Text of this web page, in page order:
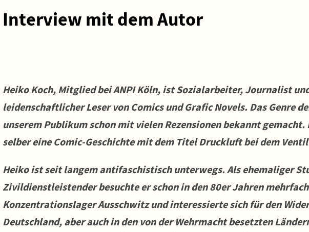
Interview mit dem Autor
Heiko Koch, Mitglied bei ANPI Köln, ist Sozialarbeiter, Journalist
leidenschaftlicher Leser von Comics und Grafic Novels. Das Genre
unserem Publikum schon mit vielen Rezensionen bekannt
selber eine Comic-Geschichte mit dem Titel Druckluft bei dem
Heiko ist seit langem antifaschistisch unterwegs. Als ehemaliger
Zivildienstleistender besuchte er schon in den 80er Jahren
Konzentrationslager Ausschwitz und interessierte sich für den
Deutschland, aber auch in den von der Wehrmacht besetzten